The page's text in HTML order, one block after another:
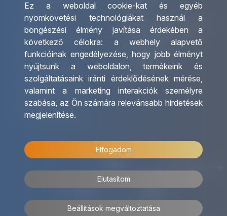
Ez a weboldal cookie-kat és egyéb
nyomkövetési technológiákat használ a
böngészési élmény javítása érdekében a
következő célokra: a webhely alapvető
funkcióinak engedélyezése, hogy jobb élményt
nyújtsunk a weboldalon,termékeink és
szolgáltatásaink iránti érdeklődésének mérése,
valamint a marketing interakciók személyre
szabása, az Ön számára relevánsabb hirdetések
megjelenítése.
Elfogadom
Elutasítom
Beállítások megváltoztatása
Csoportos utazások
szervezése
Egyéni utak szervezése
Hajóutak
Üzleti utaztatás
Nemzetközi tanár és
diákigazolványok
Letölthető katalógusunk
Ajándékutalvány
OTP Travel kedvezmények
Irodáink
Utazásszervező partnereink
Viszonteladó Partnereink
Partnereinknek
Utazási kérdőív
Impresszum
© 2026 OTP Travel Minden jog fenntartva